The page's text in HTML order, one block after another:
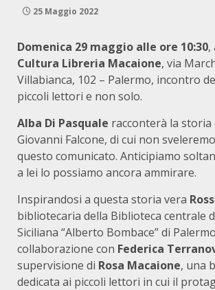
25 Maggio 2022
Domenica 29 maggio alle ore 10:30,
Cultura Libreria Macaione, via
Villabianca, 102 – Palermo, incontro
piccoli lettori e non solo.
Alba Di Pasquale racconterà la storia
Giovanni Falcone, di cui non
questo comunicato. Anticipiamo
a lei lo possiamo ancora ammirare.
Inspirandosi a questa storia vera
bibliotecaria della Biblioteca centrale
Siciliana “Alberto Bombace” di
collaborazione con Federica
supervisione di Rosa Macaione, una
dedicata ai piccoli lettori in cui il